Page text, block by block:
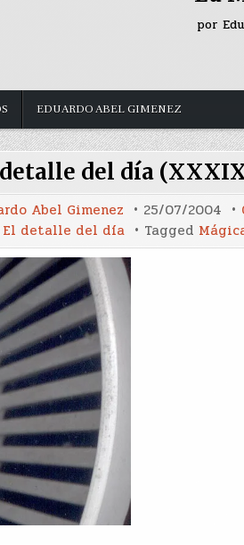
por
EDUARDO ABEL GIMENEZ
del día
Abel Gimenez 25/07/2004
El detalle del día Tagged